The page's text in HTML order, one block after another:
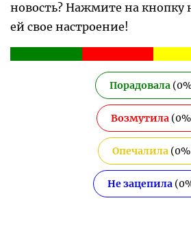
новость? Нажмите на кнопку
ей свое настроение!
Порадовала (0
Возмутила (0
Опечалила(0
Не зацепила (0